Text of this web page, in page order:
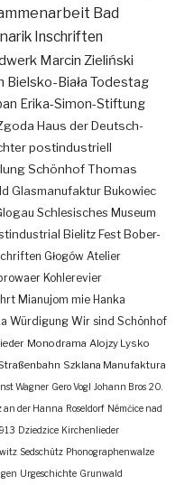
Bad
Inschriften
Marcin Zieliński
Bielsko-Biała Todestag
Erika-Simon-Stiftung
Haus der Deutsch-
postindustriell
SchönhofThomas
Glasmanufaktur Bukowiec
Schlesisches Museum
Bielitz Fest Bober-
Głogów Atelier
Kohlerevier
Mianujom mie Hanka
Würdigung Wir sind Schönhof
Monodrama Alojzy Lysko
Szklana Manufaktura
Wagner Gero Vogl Johann Bros 20.
an der Hanna Roseldorf Némčice nad
Dziedzice Kirchenlieder
Sedschütz Phonographenwalze
Urgeschichte Grunwald